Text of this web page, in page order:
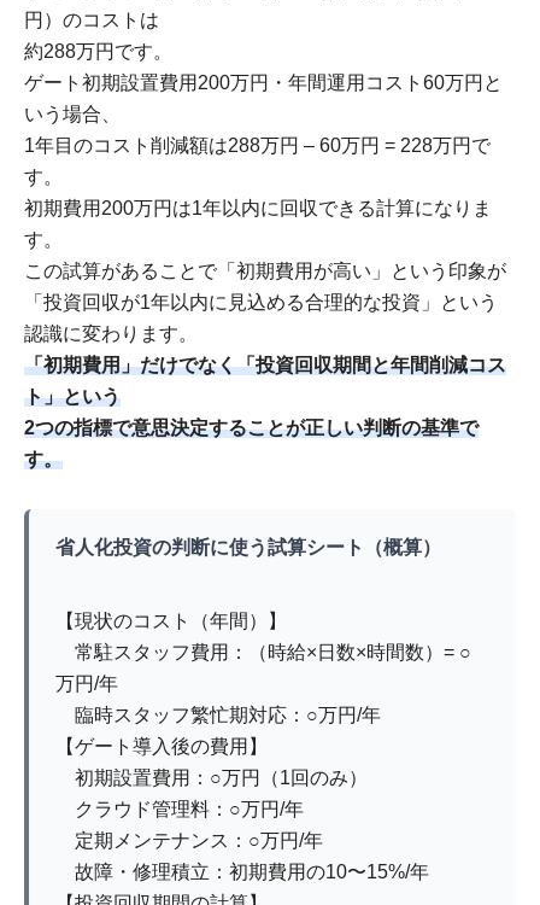
円）のコストは
約288万円です。
ゲート初期設置費用200万円・年間運用コスト60万円と
いう場合、
1年目のコスト削減額は288万円 – 60万円 = 228万円で
す。
初期費用200万円は1年以内に回収できる計算になりま
す。
この試算があることで「初期費用が高い」という印象が
「投資回収が1年以内に見込める合理的な投資」という
認識に変わります。
「初期費用」だけでなく「投資回収期間と年間削減コス
ト」という
2つの指標で意思決定することが正しい判断の基準で
す。
省人化投資の判断に使う試算シート（概算）
【現状のコスト（年間）】
常駐スタッフ費用：（時給×日数×時間数）= ○
万円/年
臨時スタッフ繁忙期対応：○万円/年
【ゲート導入後の費用】
初期設置費用：○万円（1回のみ）
クラウド管理料：○万円/年
定期メンテナンス：○万円/年
故障・修理積立：初期費用の10〜15%/年